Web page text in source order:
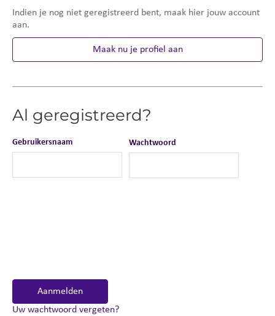
Indien je nog niet geregistreerd bent, maak hier jouw account
aan.
Maak nu je profiel aan
Al geregistreerd?
Gebruikersnaam Wachtwoord
Aanmelden
Uw wachtwoord vergeten?